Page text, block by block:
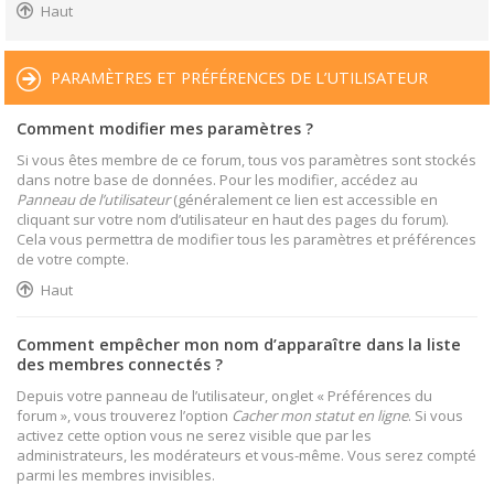
Haut
PARAMÈTRES ET PRÉFÉRENCES DE L’UTILISATEUR
Comment modifier mes paramètres ?
Si vous êtes membre de ce forum, tous vos paramètres sont stockés
dans notre base de données. Pour les modifier, accédez au
Panneau de l’utilisateur(généralement ce lien est accessible en
cliquant sur votre nom d’utilisateur en haut des pages du forum).
Cela vous permettra de modifier tous les paramètres et préférences
de votre compte.
Haut
Comment empêcher mon nom d’apparaître dans la liste
des membres connectés ?
Depuis votre panneau de l’utilisateur, onglet « Préférences du
forum », vous trouverez l’option Cacher mon statut en ligne. Si vous
activez cette option vous ne serez visible que par les
administrateurs, les modérateurs et vous-même. Vous serez compté
parmi les membres invisibles.